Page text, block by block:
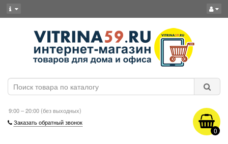
9:00 – 20:00 (без выходных)
Заказать обратный звонок
0